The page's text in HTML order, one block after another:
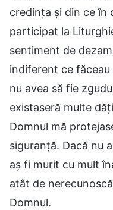
credința și din ce în
participat la
sentiment de
indiferent ce
nu avea să fie
existaseră multe
Domnul mă
siguranță. Dacă nu
aș fi murit cu mult
atât de
Domnul.